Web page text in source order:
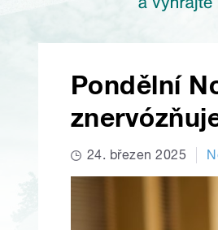
Pondělní
24. březen 2025